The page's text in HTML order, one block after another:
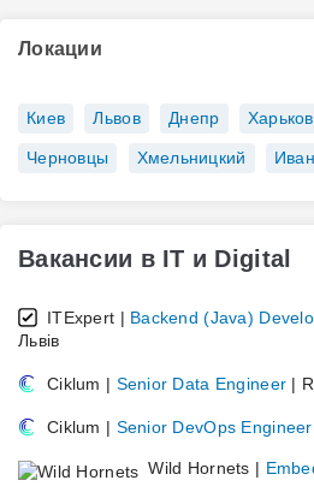
Локации
Киев Львов Днепр Харьков
Черновцы Хмельницкий
Вакансии в IT и Digital
ITExpert | Backend (Java)
Львів
Ciklum | Senior Data Engineer |
Ciklum | Senior DevOps Engineer
Wild Hornets |